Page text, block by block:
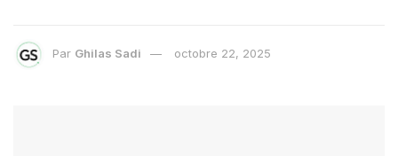
Par Ghilas Sadi octobre 22, 2025